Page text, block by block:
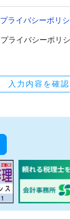
プライバシーポリ
プライバシーポリ
入力内容を確認